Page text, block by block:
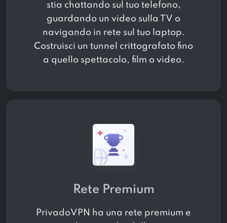
stia chattando sul tuo telefono,
guardando un video sulla TV o
navigando in rete sul tuo laptop.
Costruisci un tunnel crittografato fino
a quello spettacolo, film o video.
Rete Premium
PrivadoVPN ha una rete premium e